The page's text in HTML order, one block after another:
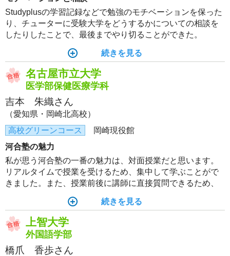
Studyplusの学習記録などで勉強のモチベーションを保った
り、チューターに受験大学をどうするかについての相談を
したりしたことで、最後までやり切ることができた。
続きを見る
名古屋市立大学
医学部保健医療学科
吉本 朱織さん
（愛知県・岡崎北高校）
高校グリーンコース
岡崎現役館
河合塾の魅力
私が思う河合塾の一番の魅力は、対面授業だと思います。
リアルタイムで授業を受けるため、集中して学ぶことがで
きました。また、授業前後に講師に直接質問できるため、
続きを見る
上智大学
外国語学部
橋爪 香歩さん